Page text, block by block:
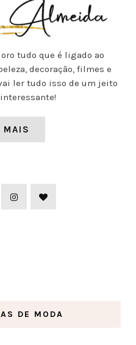
tudo que é ligado ao
decoração, filmes e
ler tudo isso de um jeito
MAIS
DE MODA